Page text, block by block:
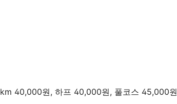
40,000원, 하프 40,000원, 풀코스 45,000원